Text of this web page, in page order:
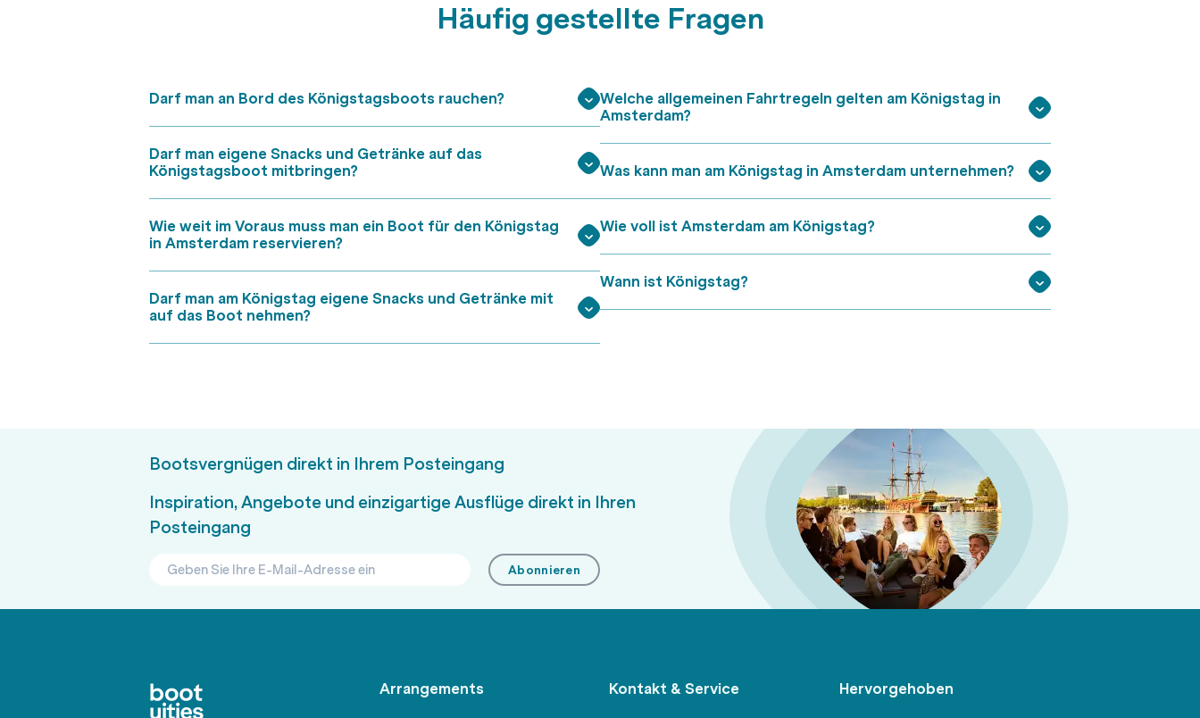
Häufig gestellte Fragen
Darf man an Bord des Königstagsboots rauchen?
Darf man eigene Snacks und Getränke auf das
Königstagsboot mitbringen?
Wie weit im Voraus muss man ein Boot für den Königstag
in Amsterdam reservieren?
Darf man am Königstag eigene Snacks und Getränke mit
auf das Boot nehmen?
Welche allgemeinen Fahrtregeln gelten am Königstag in
Amsterdam?
Was kann man am Königstag in Amsterdam unternehmen?
Wie voll ist Amsterdam am Königstag?
Wann ist Königstag?
Bootsvergnügen direkt in Ihrem Posteingang
Inspiration, Angebote und einzigartige Ausflüge direkt in Ihren
Posteingang
Abonnieren
Arrangements Kontakt & Service Hervorgehoben